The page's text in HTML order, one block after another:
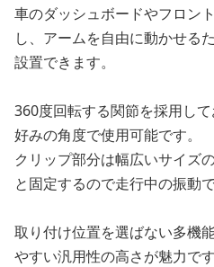
車のダッシュボードやフロン
し、アームを自由に動かせる
設置できます。
360度回転する関節を採用し
好みの角度で使用可能です。
クリップ部分は幅広いサイズ
と固定するので走行中の振動
取り付け位置を選ばない多機
やすい汎用性の高さが魅力です